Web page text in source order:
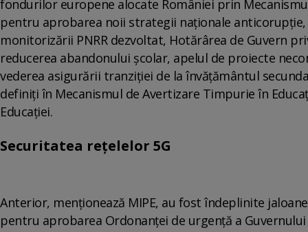
fondurilor europene alocate României prin
pentru aprobarea noii strategii naţionale
monitorizării PNRR dezvoltat, Hotărârea de Guvern
reducerea abandonului şcolar, apelul de proiecte
vederea asigurării tranziţiei de la învăţământul
definiţi în Mecanismul de Avertizare Timpurie în
Educaţiei.
Securitatea reţelelor 5G
Anterior, menţionează MIPE, au fost îndeplinite
pentru aprobarea Ordonanţei de urgenţă a